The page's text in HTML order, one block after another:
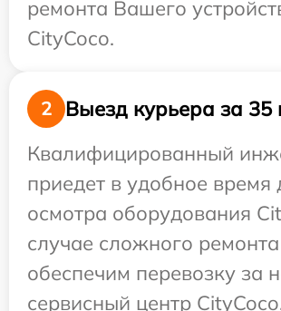
ремонта Вашего
CityCoco.
2
Выезд курьера за 35
Квалифицированный
приедет в удобное время
осмотра оборудования
случае сложного
обеспечим перевозку за
сервисный центр